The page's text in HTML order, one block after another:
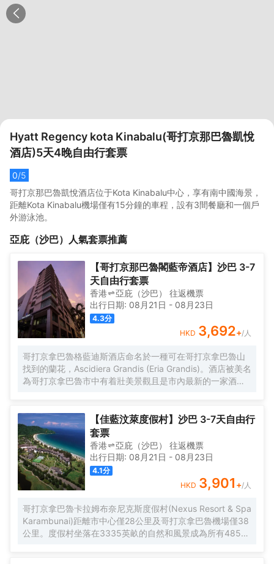
Hyatt Regency kota Kinabalu(哥打京那巴魯凱悅
酒店)5天4晚自由行套票
0/5
哥打京那巴魯凱悅酒店位于Kota Kinabalu中心，享有南中國海景，
距離Kota Kinabalu機場僅有15分鐘的車程，設有3間餐廳和一個戶
外游泳池。
亞庇（沙巴） 人氣套票推薦
【哥打京那巴魯閣藍帝酒店】沙巴 3-7
天自由行套票
香港 亞庇（沙巴） 往返機票
出行日期: 08月21日 - 08月23日
4.3分
HKD 3,692+/人
哥打京拿巴魯格藍迪斯酒店命名於一種可在哥打京拿巴魯山
找到的蘭花，Ascidiera Grandis (Eria Grandis)。酒店被美名
為哥打京拿巴魯市中有着壯美景觀且是市內最新的一家酒
店適合那些喜歡購物，餐飲以及探訪旅遊景點的旅客們，絕
對是下榻的理想之處。 如果旅客想遠離繁華熱鬧的城市，可
在哥打京拿巴魯格藍迪斯酒店經驗所謂的“家外之家”。酒店客
房都經過精心設計且配有品牌電視、電子保險箱、電淋浴器,
軟床和高速互聯網為打造一個高尚而舒適的住宿。此外，客
房也提供壯觀的南中國海景觀，能讓人驚歎的日落以及風景
如畫的東姑阿都拉曼島嶼。
【佳藍汶萊度假村】沙巴 3-7天自由行
套票
香港 亞庇（沙巴） 往返機票
出行日期: 08月21日 - 08月23日
4.1分
HKD 3,901 +/人
哥打京拿巴魯卡拉姆布奈尼克斯度假村(Nexus Resort & Spa
Karambunai)距離市中心僅28公里及哥打京拿巴魯機場僅38
公里。度假村坐落在3335英畝的自然和風景成為所有485布